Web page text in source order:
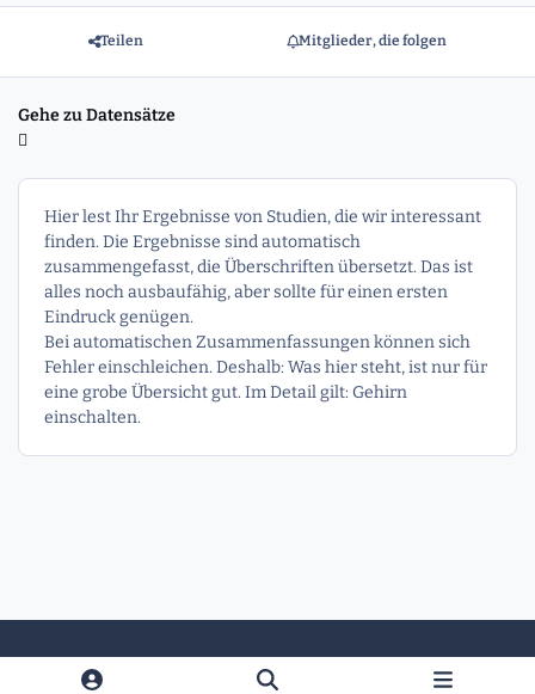
Teilen Mitglieder, die folgen
Gehe zu Datensätze
Hier lest Ihr Ergebnisse von Studien, die wir interessant
finden. Die Ergebnisse sind automatisch
zusammengefasst, die Überschriften übersetzt. Das ist
alles noch ausbaufähig, aber sollte für einen ersten
Eindruck genügen.
Bei automatischen Zusammenfassungen können sich
Fehler einschleichen. Deshalb: Was hier steht, ist nur für
eine grobe Übersicht gut. Im Detail gilt: Gehirn
einschalten.
Heller ModusDunkler Modus
Systemeinstellung